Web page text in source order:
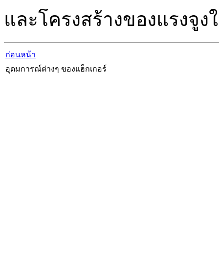
และโครงสร้างของแรงจู
ก่อนหน้า
อุดมการณ์ต่างๆ ของแฮ็กเกอร์